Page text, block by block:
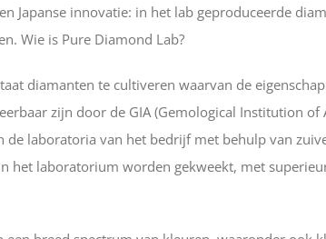
Japanse innovatie: in het lab geproduceerde
Wie is Pure Diamond Lab?
diamanten te cultiveren waarvan de
zijn door de GIA (Gemological Institution of
de laboratoria van het bedrijf met behulp van
het laboratorium worden gekweekt, met